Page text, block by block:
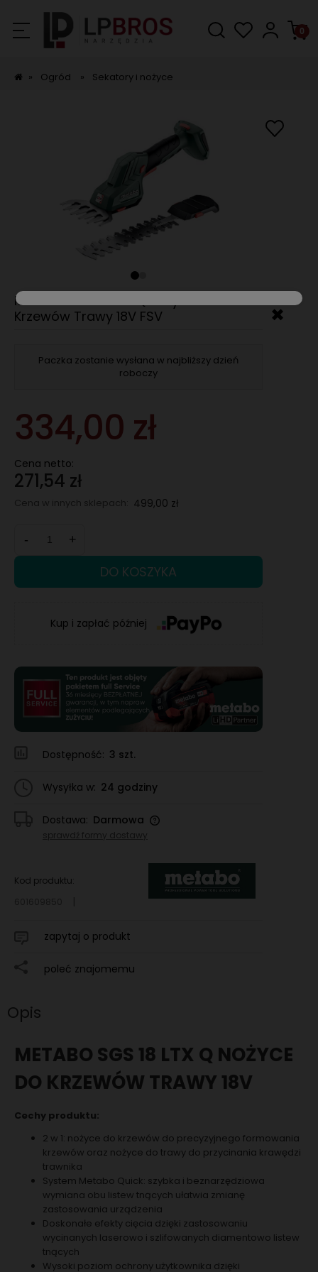
» Ogród » Sekatory i nożyce
✖
Paczka zostanie wysłana w najbliższy dzień
roboczy
Metabo SGS 18 LTX Q Nożyce do
Krzewów Trawy 18V FSV
334,00 zł
Cena netto:
271,54 zł
Cena w innych sklepach: 499,00 zł
- +
DO KOSZYKA
Kup i zapłać później
Dostępność: 3 szt.
Wysyłka w: 24 godziny
Dostawa: Darmowa
Cena nie zawiera ewentualnych kosztów
sprawdź formy dostawy
Kod produktu:
zapytaj o produkt
poleć znajomemu
Opis
METABO SGS 18 LTX Q NOŻYCE
DO KRZEWÓW TRAWY 18V
Cechy produktu:
2 w 1: nożyce do krzewów do precyzyjnego formowania
krzewów oraz nożyce do trawy do przycinania krawędzi
trawnika
System Metabo Quick: szybka i beznarzędziowa
wymiana obu listew tnących ułatwia zmianę
zastosowania urządzenia
Doskonałe efekty cięcia dzięki zastosowaniu
wycinanych laserowo i szlifowanych diamentowo listew
tnących
Wysoki poziom ochrony użytkownika dzięki